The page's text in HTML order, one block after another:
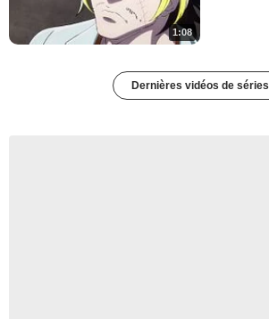
1:08
Dernières vidéos de séries